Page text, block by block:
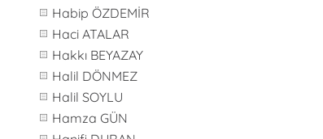
Habip ÖZDEMİR
Haci ATALAR
Hakkı BEYAZAY
Halil DÖNMEZ
Halil SOYLU
Hamza GÜN